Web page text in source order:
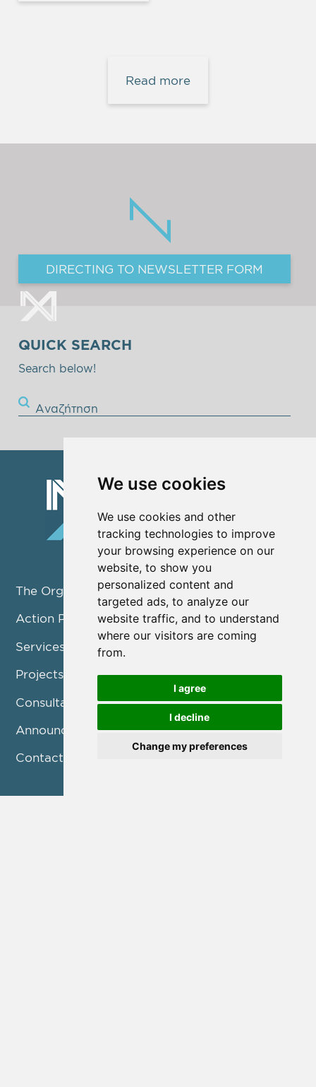
We use cookies
We use cookies and other
tracking technologies to improve
your browsing experience on our
website, to show you
personalized content and
targeted ads, to analyze our
website traffic, and to understand
where our visitors are coming
from.
I agree
I decline
Change my preferences
Read more
DIRECTING TO NEWSLETTER FORM
QUICK SEARCH
Search below!
Αναζήτηση
The Organization
Action Pillars
Services
Projects / Programmes
Consultation
Announcements
Contact us